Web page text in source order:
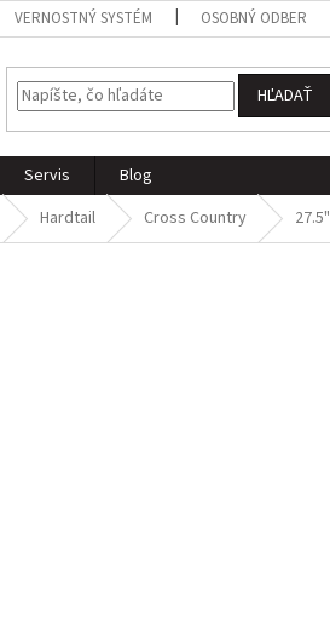
VERNOSTNÝ SYSTÉM OSOBNÝ ODBER
HĽADAŤ
Servis
Blog
Hardtail Cross Country 27.5"